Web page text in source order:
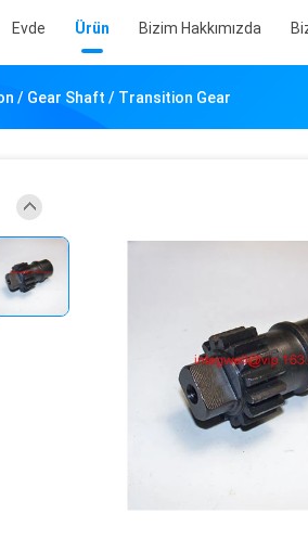
Evde Ürün Bizim Hakkımızda
/ Gear Shaft / Transition Gear